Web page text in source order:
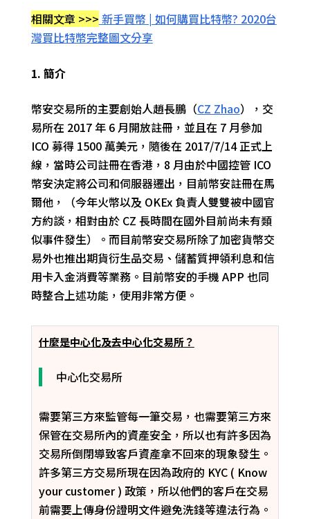
相關文章 >>> 新手買幣 | 如何購買比特幣? 2020台
灣買比特幣完整圖文分享
1. 簡介
幣安交易所的主要創始人趙長鵬（CZ Zhao）
，交
易所在 2017 年 6 月開放註冊，並且在 7 月參加
ICO 募得 1500 萬美元，隨後在 2017/7/14 正式上
線， 當時公司註冊在香港，8 月由於中國控管 ICO
幣安決定將公司和伺服器遷出，目前幣安註冊在馬
爾他， （今年火幣以及 OKEx 負責人雙雙被中國官
方約談，相對由於 CZ 長時間在國外目前尚未有類
似事件發生） 。 而目前幣安交易所除了加密貨幣交
易外也推出期貨衍生品交易、儲蓄質押領利息和信
用卡入金消費等業務。目前幣安的手機 APP 也同
時整合上述功能，使用非常方便。
什麼是中心化及去中心化交易所？
中心化交易所
需要第三方來監管每一筆交易，也需要第三方來
保管在交易所內的資產安全，所以也有許多因為
交易所倒閉導致客戶資產拿不回來的現象發生。
許多第三方交易所現在因為政府的 KYC ( Know
your customer ) 政策，所以他們的客戶在交易
前需要上傳身份證明文件避免洗錢等違法行為。